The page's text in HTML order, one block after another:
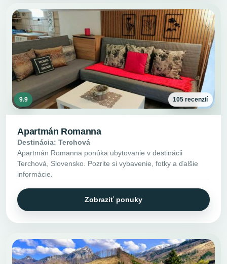
9.9 105 recenzií
Apartmán Romanna
Destinácia: Terchová
Apartmán Romanna ponúka ubytovanie v destinácii
Terchová, Slovensko. Pozrite si vybavenie, fotky a ďalšie
informácie.
Zobraziť ponuky